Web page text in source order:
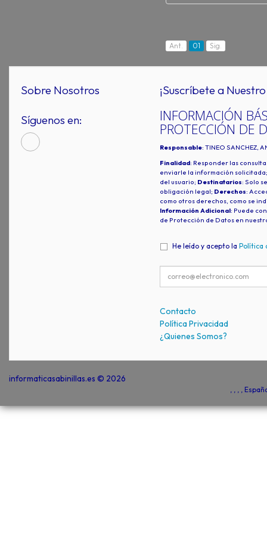
Ant. 01 Sig.
Sobre Nosotros
Síguenos en:
¡Suscríbete a
INFORMACIÓN
PROTECCIÓN DE
Responsable: TINEO SANCHEZ,
Finalidad: Responder las
enviarle la información
del usuario; Destinatarios: Solo
obligación legal; Derechos:
como otros derechos, como se
Información Adicional: Puede
de Protección de Datos en
He leído y acepto la Política
Contacto
Política Privacidad
¿Quienes Somos?
informaticasabinillas.es © 2026
, , , ,